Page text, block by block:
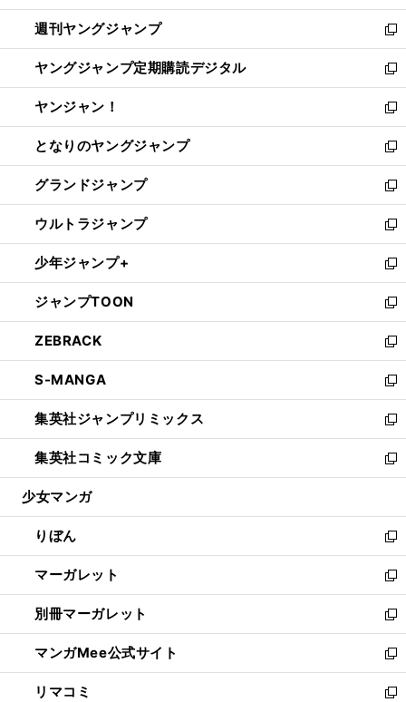
開
く
ウ
で
開
く
ン
ド
ウ
で
開
く
ウ
ィ
ン
ド
ウ
で
開
く
週刊ヤングジャンプ
新
し
い
ウ
ィ
ン
ド
ウ
で
開
く
ヤングジャンプ定期購読デジタル
新
し
い
ウ
ィ
ン
ド
ウ
で
開
く
ヤンジャン！
新
し
い
ウ
ィ
ン
ド
ウ
で
開
く
となりのヤングジャンプ
新
し
い
ウ
ィ
ン
ド
ウ
で
開
く
グランドジャンプ
新
し
い
ウ
ィ
ン
ド
ウ
で
開
く
ウルトラジャンプ
新
し
い
ウ
ィ
ン
ド
ウ
で
開
く
少年ジャンプ+
新
し
い
ウ
ィ
ン
ド
ウ
で
開
く
ジャンプTOON
新
し
い
ウ
ィ
ン
ド
ウ
で
開
ZEBRACK
新
し
い
ウ
ィ
ン
ド
ウ
開
く
S-MANGA
新
し
い
ウ
ィ
ン
ウ
で
開
く
集英社ジャンプリミックス
新
し
い
ウ
ン
ド
ウ
で
開
く
集英社コミック文庫
新
し
ウ
ィ
ン
ド
ウ
で
開
く
少女マンガ
りぼん
新
し
い
ウ
ィ
ン
ド
ウ
で
マーガレット
新
し
い
ウ
ィ
ン
ド
別冊マーガレット
新
し
い
ウ
ィ
マンガMee公式サイト
新
し
い
リマコミ 新